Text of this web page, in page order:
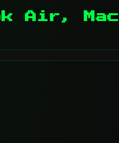
Air,